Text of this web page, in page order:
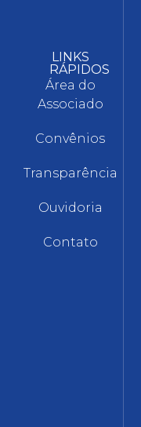
LINKS
RÁPIDOS
Área do
Associado
Convênios
Transparência
Ouvidoria
Contato